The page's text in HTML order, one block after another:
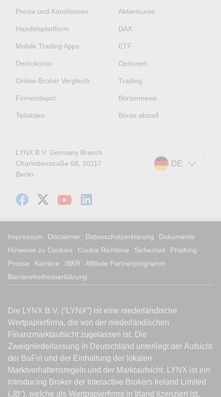
Preise und Konditionen
Handelsplattform
Mobile Trading Apps
Demokonto
Online-Broker Vergleich
Firmendepot
Teilaktien
Aktienkurse
DAX
ETF
Optionen
Trading
Börsennews
Börse aktuell
LYNX B.V. Germany Branch
Charlottenstraße 68, 10117
Berlin
DE
Impressum Disclaimer Datenschutzerklärung
Dokumente
Hinweise zu Cookies
Cookie Richtlinie Sicherheit
Phishing
Presse
Karriere IBKR
Affiliate Partnerprogramm
Barrierefreiheitserklärung